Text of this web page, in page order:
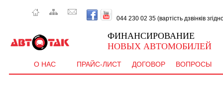
044 230 02 35 (вартість дзвінків
ФИНАНСИРОВАНИЕ
НОВЫХ АВТОМОБИЛЕЙ
О НАС ПРАЙС-ЛИСТ ДОГОВОР ВОПРОСЫ